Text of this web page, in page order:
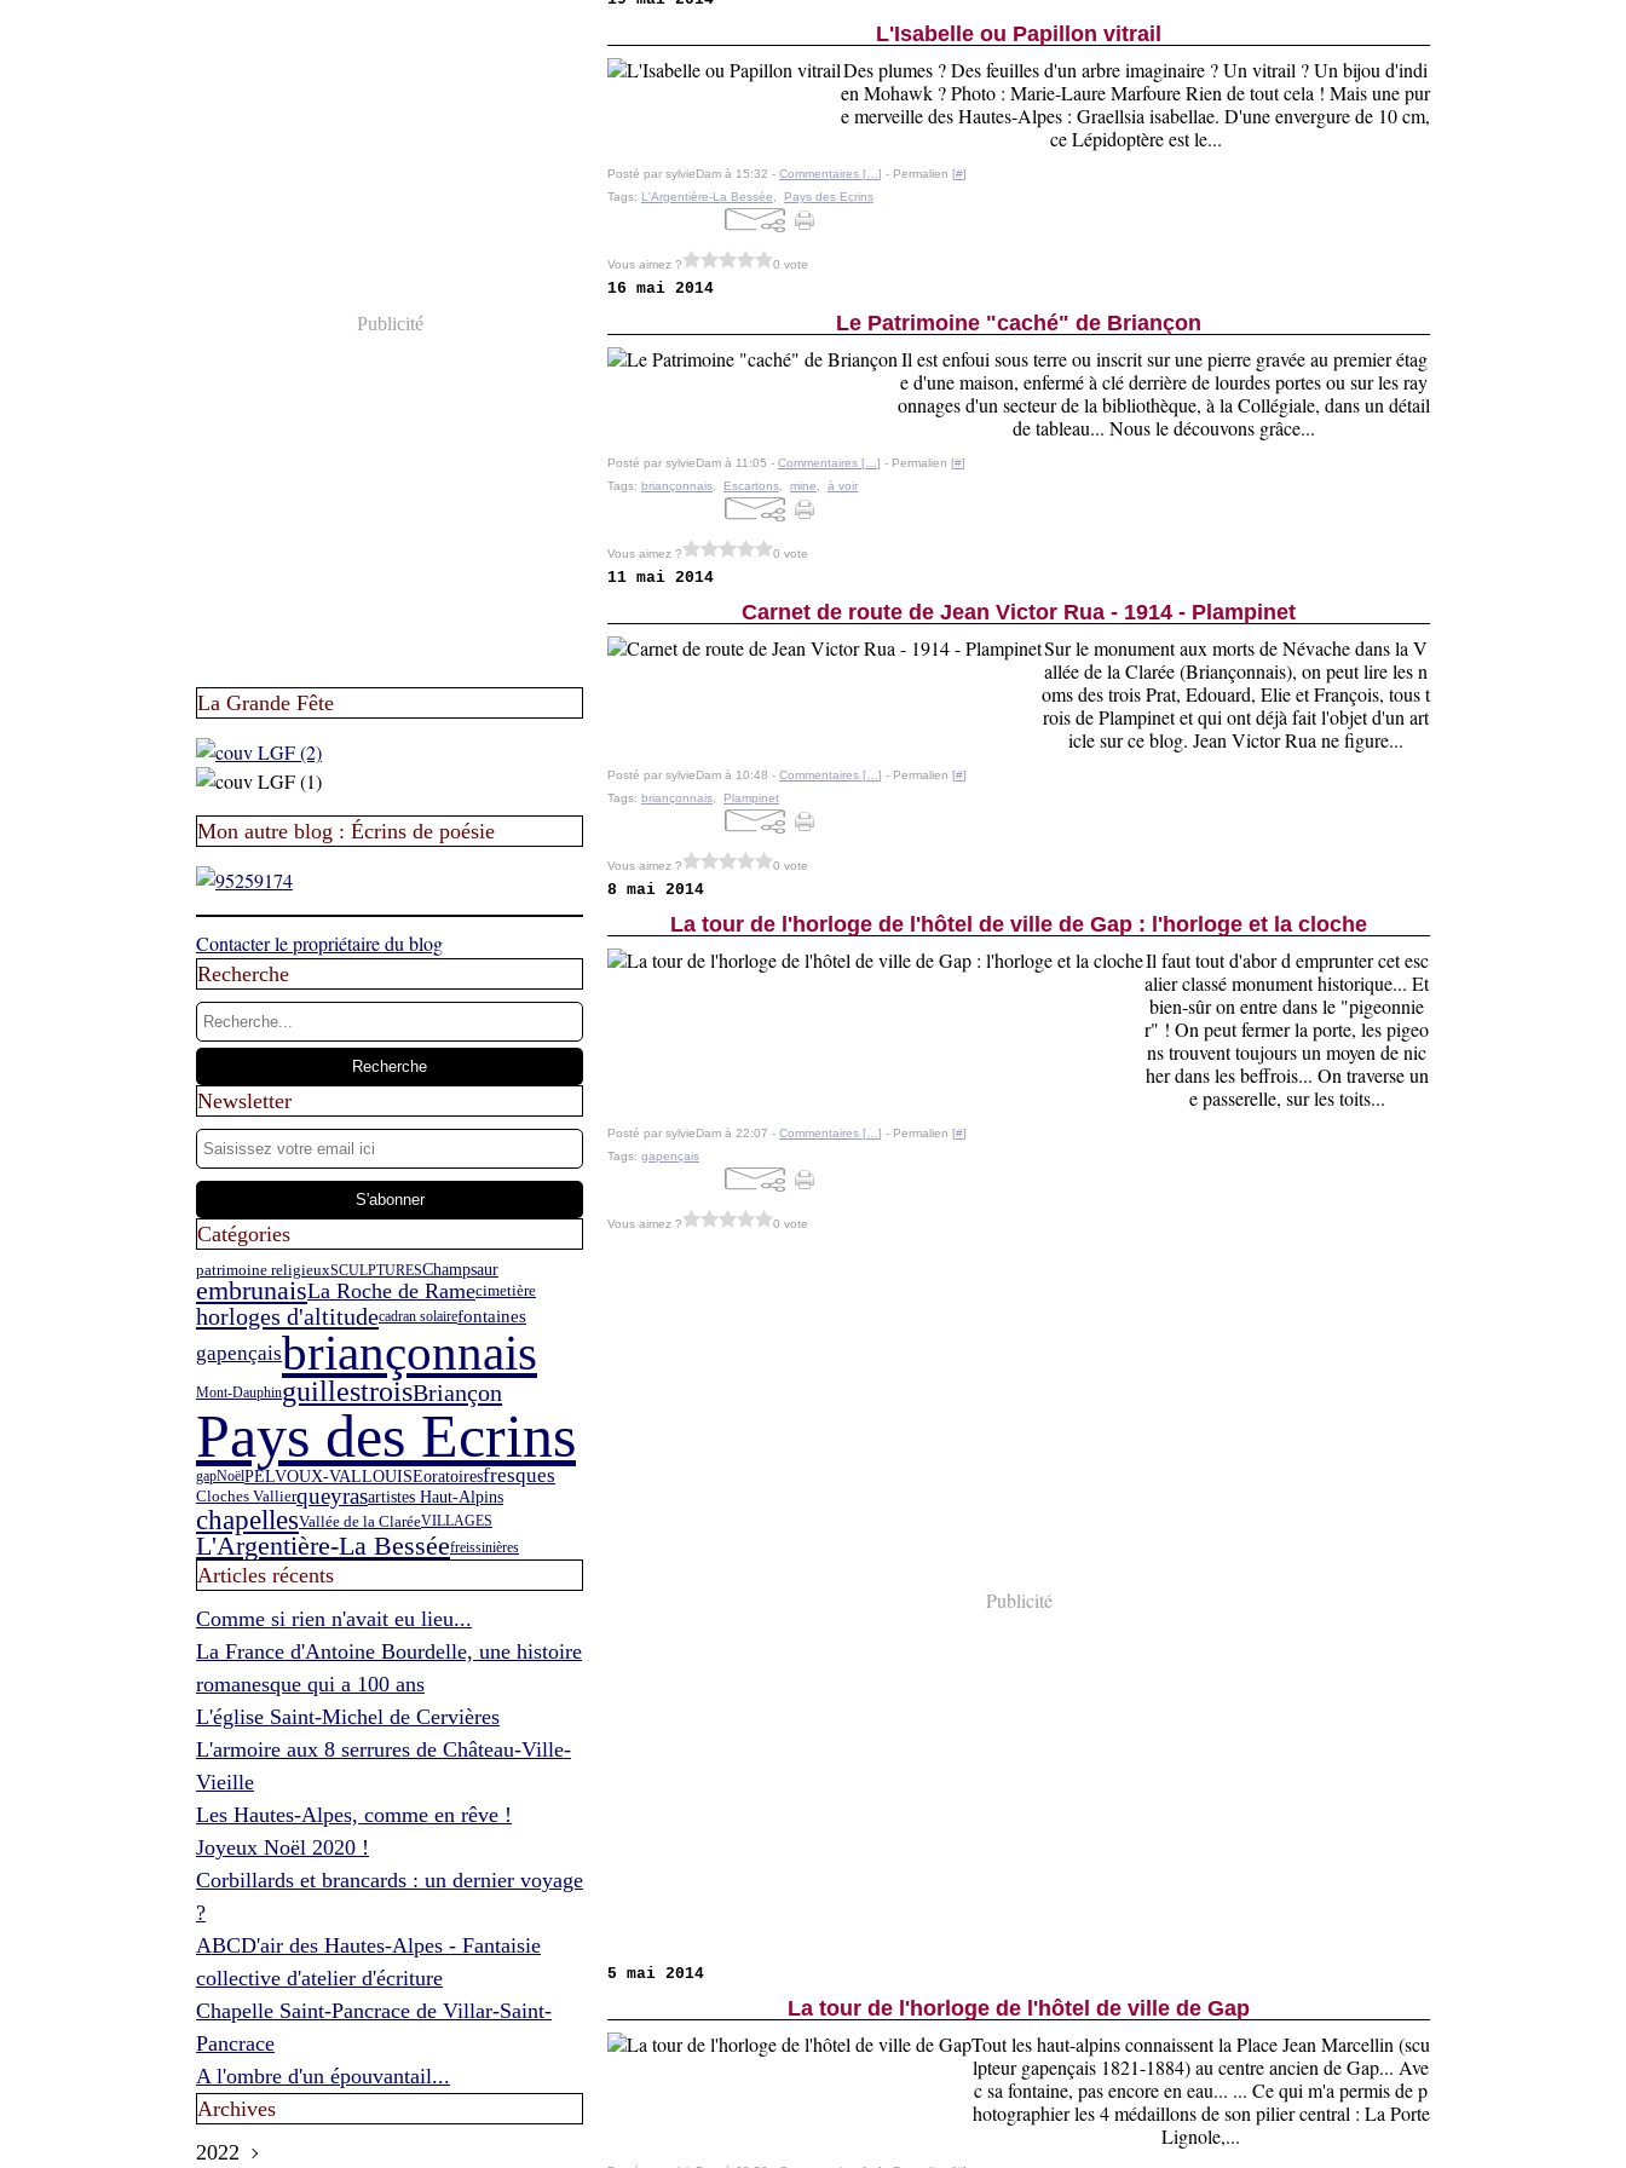
Publicité
La Grande Fête
Mon autre blog : Écrins de poésie
Contacter le propriétaire du blog
Recherche
Newsletter
Catégories
patrimoine religieuxSCULPTURESChampsaur
embrunaisLa Roche de Ramecimetière
horloges d'altitudecadran solairefontaines
gapençaisbriançonnais
Mont-DauphinguillestroisBriançon
Pays des Ecrins
gapNoëlPELVOUX-VALLOUISEoratoiresfresques
Cloches Vallierqueyrasartistes Haut-Alpins
chapellesVallée de la ClaréeVILLAGES
L'Argentière-La Besséefreissinières
Articles récents
Comme si rien n'avait eu lieu...
La France d'Antoine Bourdelle, une histoire
romanesque qui a 100 ans
L'église Saint-Michel de Cervières
L'armoire aux 8 serrures de Château-Ville-
Vieille
Les Hautes-Alpes, comme en rêve !
Joyeux Noël 2020 !
Corbillards et brancards : un dernier voyage
?
ABCD'air des Hautes-Alpes - Fantaisie
collective d'atelier d'écriture
Chapelle Saint-Pancrace de Villar-Saint-
Pancrace
A l'ombre d'un épouvantail...
Archives
2022
L'Isabelle ou Papillon vitrail
Des plumes ? Des feuilles d'un arbre imaginaire ? Un vitrail ? Un bijou d'indi
en Mohawk ? Photo : Marie-Laure Marfoure Rien de tout cela ! Mais une pur
e merveille des Hautes-Alpes : Graellsia isabellae. D'une envergure de 10 cm,
ce Lépidoptère est le...
Posté par sylvieDam à 15:32 - Commentaires [ ] - Permalien [#]
Tags: L'Argentière-La Bessée Pays des Ecrins
Vous aimez ? 0 vote
16 mai 2014
Le Patrimoine "caché" de Briançon
Il est enfoui sous terre ou inscrit sur une pierre gravée au premier étag
e d'une maison, enfermé à clé derrière de lourdes portes ou sur les ray
onnages d'un secteur de la bibliothèque, à la Collégiale, dans un détail
de tableau... Nous le découvons grâce...
Posté par sylvieDam à 11:05 - Commentaires [ ] - Permalien [#]
Tags: briançonnais Escartons mine à voir
Vous aimez ? 0 vote
11 mai 2014
Carnet de route de Jean Victor Rua - 1914 - Plampinet
Sur le monument aux morts de Névache dans la V
allée de la Clarée (Briançonnais), on peut lire les n
oms des trois Prat, Edouard, Elie et François, tous t
rois de Plampinet et qui ont déjà fait l'objet d'un art
icle sur ce blog. Jean Victor Rua ne figure...
Posté par sylvieDam à 10:48 - Commentaires [ ] - Permalien [#]
Tags: briançonnais Plampinet
Vous aimez ? 0 vote
8 mai 2014
La tour de l'horloge de l'hôtel de ville de Gap : l'horloge et la cloche
Il faut tout d'abor d emprunter cet esc
alier classé monument historique... Et
bien-sûr on entre dans le "pigeonnie
r" ! On peut fermer la porte, les pigeo
ns trouvent toujours un moyen de nic
her dans les beffrois... On traverse un
e passerelle, sur les toits...
Posté par sylvieDam à 22:07 - Commentaires [ ] - Permalien [#]
Tags: gapençais
Vous aimez ? 0 vote
Publicité
5 mai 2014
La tour de l'horloge de l'hôtel de ville de Gap
Tout les haut-alpins connaissent la Place Jean Marcellin (scu
lpteur gapençais 1821-1884) au centre ancien de Gap... Ave
c sa fontaine, pas encore en eau... ... Ce qui m'a permis de p
hotographier les 4 médaillons de son pilier central : La Porte
Lignole,...